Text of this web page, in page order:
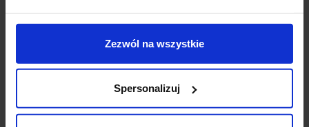
Zezwól na wszystkie
Spersonalizuj